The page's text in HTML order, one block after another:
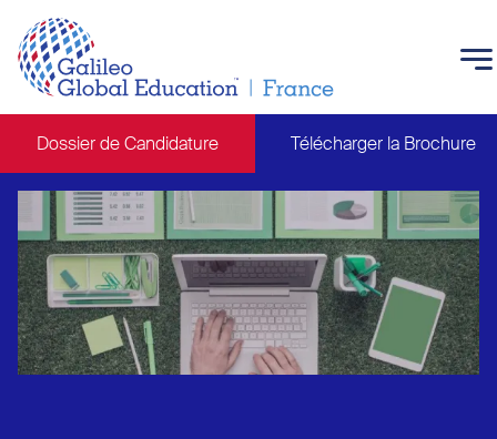
Dossier de Candidature Télécharger la Brochure
Main navigation